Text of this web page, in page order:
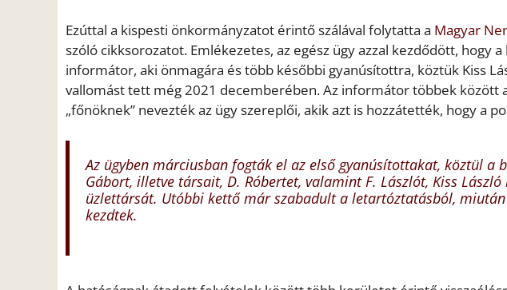
Ezúttal a kispesti önkormányzatot érintő szálával folytatta a Magyar
szóló cikksorozatot. Emlékezetes, az egész ügy azzal kezdődött, hogy
informátor, aki önmagára és több későbbi gyanúsítottra, köztük Kiss
vallomást tett még 2021 decemberében. Az informátor többek között
„főnöknek” nevezték az ügy szereplői, akik azt is hozzátették, hogy a
Az ügyben márciusban fogták el az első gyanúsítottakat, köztül a
Gábort, illetve társait, D. Róbertet, valamint F. Lászlót, Kiss
üzlettársát. Utóbbi kettő már szabadult a letartóztatásból,
kezdtek.